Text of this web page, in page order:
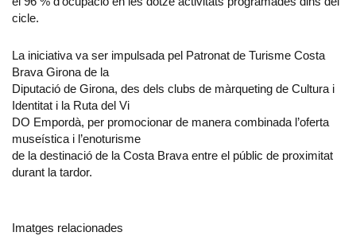
cicle.
La iniciativa va ser impulsada pel Patronat de Turisme Costa
Brava Girona de la
Diputació de Girona, des dels clubs de màrqueting de Cultura i
Identitat i la Ruta del Vi
DO Empordà, per promocionar de manera combinada l’oferta
museística i l’enoturisme
de la destinació de la Costa Brava entre el públic de proximitat
durant la tardor.
Imatges relacionades